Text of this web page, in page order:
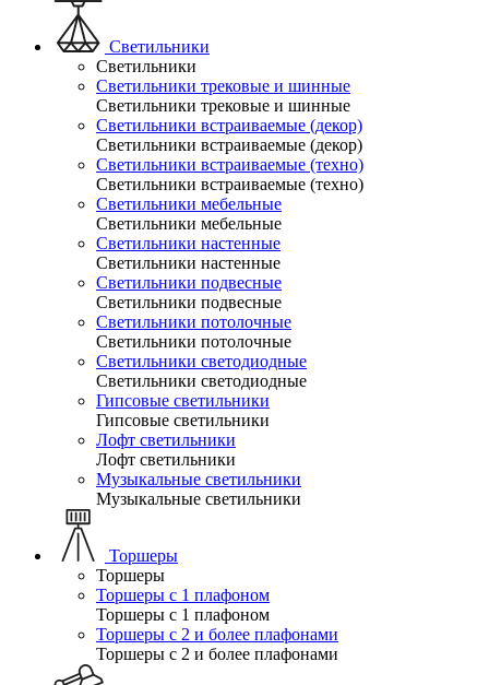
Светильники
Светильники
Светильники трековые и шинные
Светильники трековые и шинные
Светильники встраиваемые (декор)
Светильники встраиваемые (декор)
Светильники встраиваемые (техно)
Светильники встраиваемые (техно)
Светильники мебельные
Светильники мебельные
Светильники настенные
Светильники настенные
Светильники подвесные
Светильники подвесные
Светильники потолочные
Светильники потолочные
Светильники светодиодные
Светильники светодиодные
Гипсовые светильники
Гипсовые светильники
Лофт светильники
Лофт светильники
Музыкальные светильники
Музыкальные светильники
Торшеры
Торшеры
Торшеры с 1 плафоном
Торшеры с 1 плафоном
Торшеры с 2 и более плафонами
Торшеры с 2 и более плафонами